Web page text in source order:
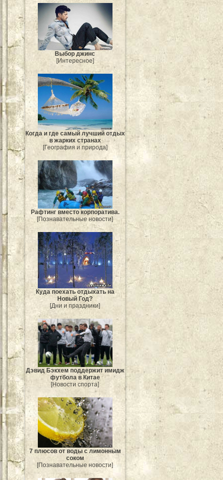
Выбор джинс
[Интересное]
Когда и где самый лучший отдых
в жарких странах
[География и природа]
Рафтинг вместо корпоратива.
[Познавательные новости]
Куда поехать отдыхать на
Новый Год?
[Дни и праздники]
Дэвид Бэкхем поддержит имидж
футбола в Китае
[Новости спорта]
7 плюсов от воды с лимонным
соком
[Познавательные новости]